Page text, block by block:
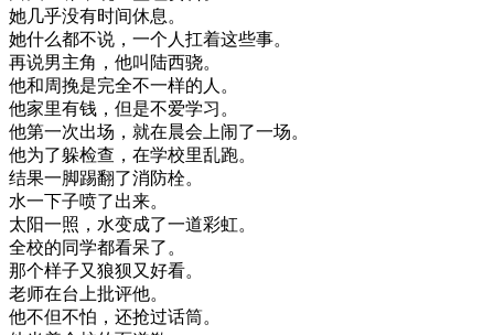
她几乎没有时间休息。
她什么都不说 ， 一个人扛着这些事。
再说男主角 ， 他叫 陆西骁。
他和周挽是完全不一样的人。
他家里有钱 ， 但是不爱学习。
他第一次出场 ， 就在晨会上闹了一场。
他为了躲检查 ， 在学校里乱跑。
结果一脚踢翻了消防栓。
水一下子喷了出来。
太阳一照 ， 水变成了一道彩虹。
全校的同学都看呆了。
那个样子又狼狈又好看。
老师在台上批评他。
他不但不怕 ， 还抢过话筒。